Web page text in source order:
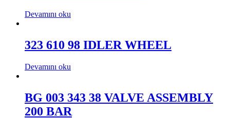
Devamını oku
323 610 98 IDLER WHEEL
Devamını oku
BG 003 343 38 VALVE ASSEMBLY
200 BAR